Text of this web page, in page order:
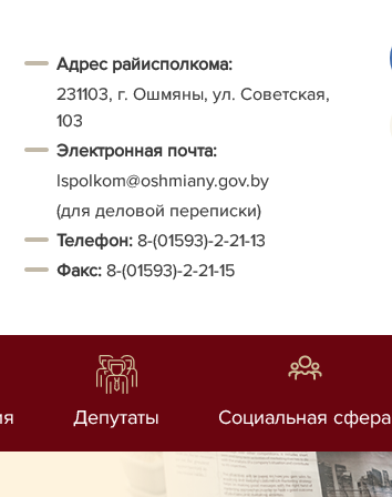
Адрес райисполкома:
231103, г. Ошмяны, ул. Советская,
103
Электронная почта:
Ispolkom@oshmiany.gov.by
(для деловой переписки)
Телефон: 8-(01593)-2-21-13
Факс: 8-(01593)-2-21-15
Депутаты Социальная сфера